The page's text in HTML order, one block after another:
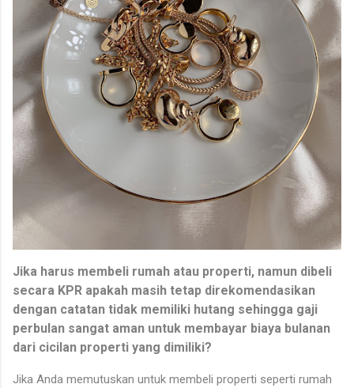
Jika harus membeli rumah atau properti, namun dibeli
secara KPR apakah masih tetap direkomendasikan
dengan catatan tidak memiliki hutang sehingga gaji
perbulan sangat aman untuk membayar biaya bulanan
dari cicilan properti yang dimiliki?
Jika Anda memutuskan untuk membeli properti seperti rumah